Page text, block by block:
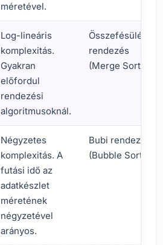
méretével.
Log-lineáris
komplexitás.
Gyakran
előfordul
rendezési
algoritmusoknál.
Összefésüléses
rendezés
(Merge Sort).
Négyzetes
komplexitás. A
futási idő az
adatkészlet
méretének
négyzetével
arányos.
Bubi rendezés
(Bubble Sort).